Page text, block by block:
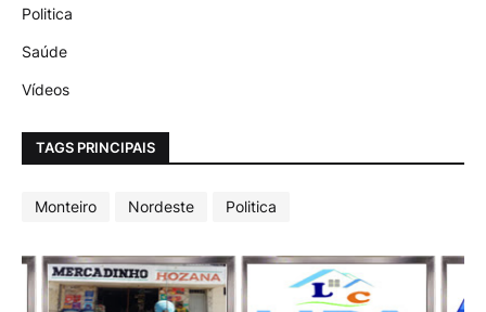
Politica
Saúde
Vídeos
TAGS PRINCIPAIS
Monteiro Nordeste Politica